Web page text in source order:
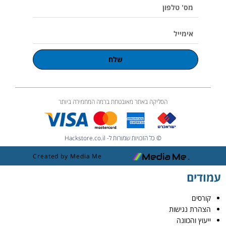
טלפון
שלח
הסליקה באתר מאובטחת ברמה המחמירה ביותר
© כל הזכויות שמורות ל- Hackstore.co.il
Created by Media Me
עמודים
קורסים
הצהרת נגישות
ייעוץ והכוונה